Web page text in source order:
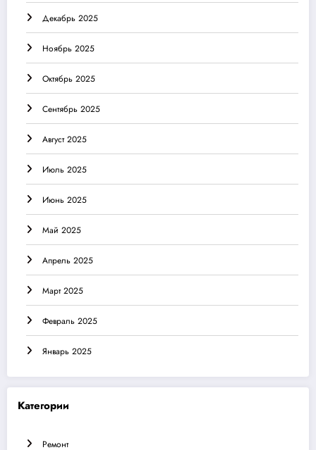
Декабрь 2025
Ноябрь 2025
Октябрь 2025
Сентябрь 2025
Август 2025
Июль 2025
Июнь 2025
Май 2025
Апрель 2025
Март 2025
Февраль 2025
Январь 2025
Категории
Ремонт